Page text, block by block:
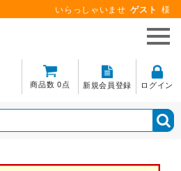
いらっしゃいませ ゲスト 様
新規会員登録 ログイン
商品数 0点